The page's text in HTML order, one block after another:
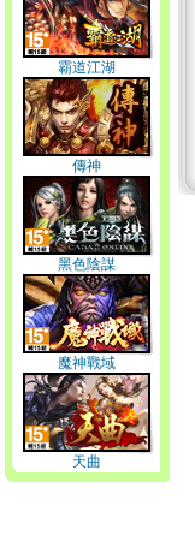
霸道江湖
傳神
黑色陰謀
魔神戰域
天曲